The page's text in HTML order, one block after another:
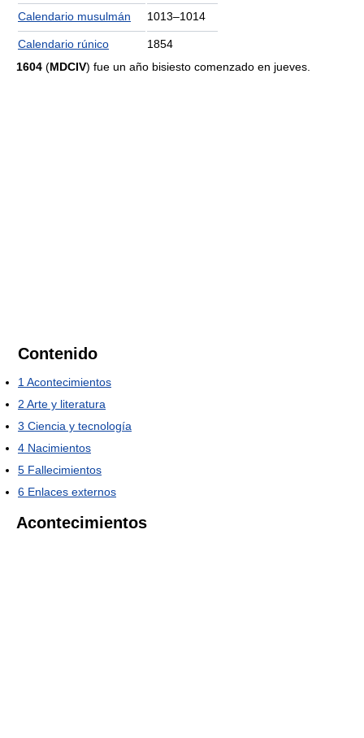
Calendario musulmán 1013–1014
Calendario rúnico
1854
1604 (MDCIV) fue un año bisiesto comenzado en jueves.
Contenido
1 Acontecimientos
2 Arte y literatura
3 Ciencia y tecnología
4 Nacimientos
5 Fallecimientos
6 Enlaces externos
Acontecimientos